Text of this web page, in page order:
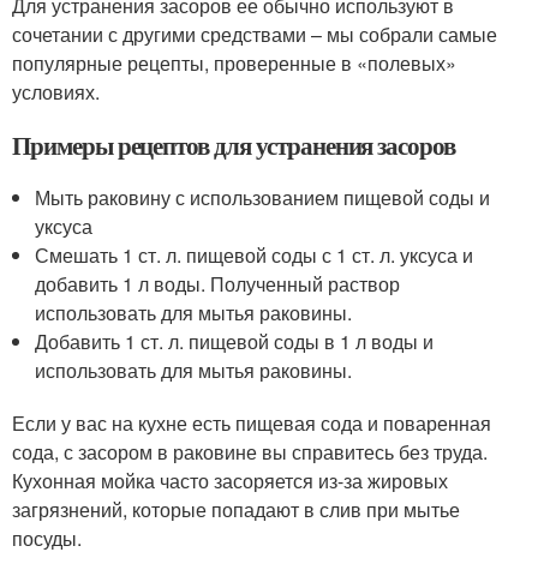
Для устранения засоров ее обычно используют в
сочетании с другими средствами – мы собрали самые
популярные рецепты, проверенные в «полевых»
условиях.
Примеры рецептов для устранения засоров
Мыть раковину с использованием пищевой соды и
уксуса
Смешать 1 ст. л. пищевой соды с 1 ст. л. уксуса и
добавить 1 л воды. Полученный раствор
использовать для мытья раковины.
Добавить 1 ст. л. пищевой соды в 1 л воды и
использовать для мытья раковины.
Если у вас на кухне есть пищевая сода и поваренная
сода, с засором в раковине вы справитесь без труда.
Кухонная мойка часто засоряется из-за жировых
загрязнений, которые попадают в слив при мытье
посуды.